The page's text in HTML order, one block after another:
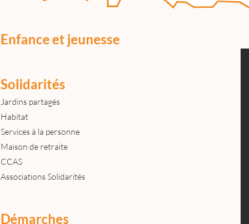
Enfance et jeunesse
Solidarités
Jardins partagés
Habitat
Services à la personne
Maison de retraite
CCAS
Associations Solidarités
Démarches